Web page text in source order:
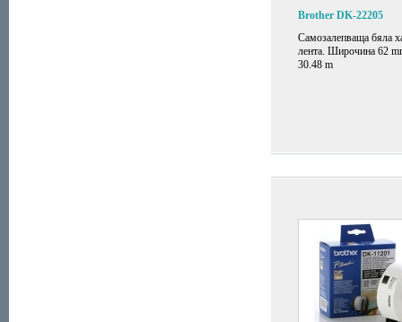
Brother DK-22205
Самозалепваща бяла
лента. Широчина 62
30.48 m